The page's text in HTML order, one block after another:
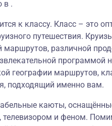
в .
к классу. Класс – это
путешествия.
маршрутов, различной
программой
географии маршрутов,
подходящий именно вам.
каюты,
телевизором и феном.